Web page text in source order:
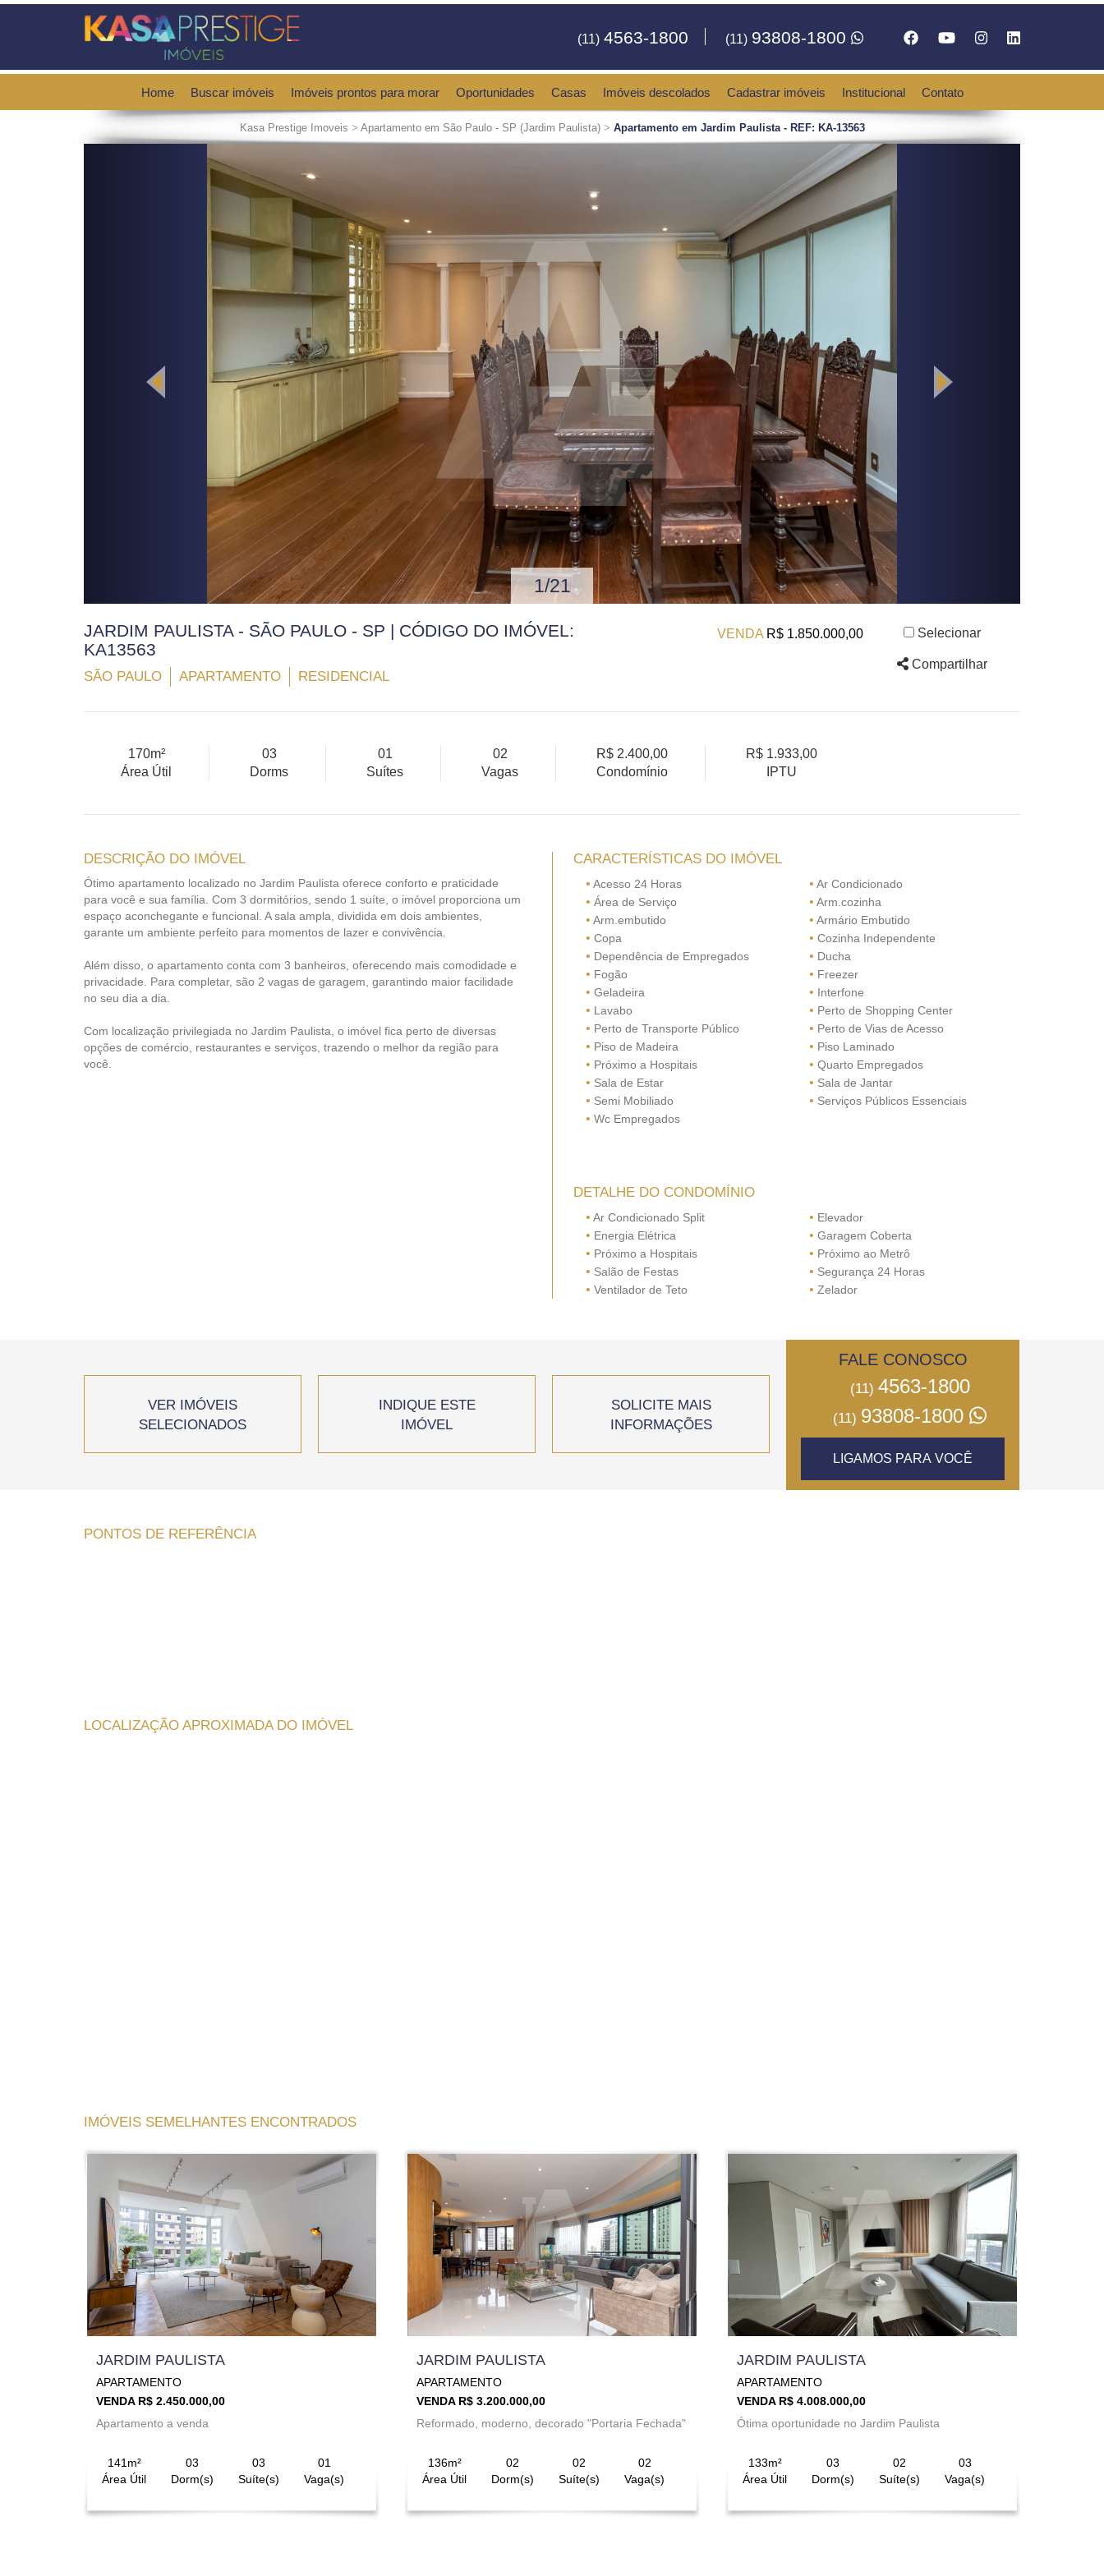
(11) 4563-1800 (11) 93808-1800
Home Buscar imóveis Imóveis prontos para morar Oportunidades Casas Imóveis descolados Cadastrar imóveis Institucional Contato
Kasa Prestige Imoveis > Apartamento em São Paulo - SP (Jardim Paulista) > Apartamento em Jardim Paulista - REF: KA-13563
1/21
Previous
JARDIM PAULISTA - SÃO PAULO - SP | CÓDIGO DO IMÓVEL:
KA13563
SÃO PAULO APARTAMENTO RESIDENCIAL
VENDA R$ 1.850.000,00 Selecionar
Compartilhar
170m²
Área Útil
03
Dorms
01
Suítes
02
Vagas
R$ 2.400,00
Condomínio
R$ 1.933,00
IPTU
DESCRIÇÃO DO IMÓVEL
Ótimo apartamento localizado no Jardim Paulista oferece conforto e praticidade
para você e sua família. Com 3 dormitórios, sendo 1 suíte, o imóvel proporciona um
espaço aconchegante e funcional. A sala ampla, dividida em dois ambientes,
garante um ambiente perfeito para momentos de lazer e convivência.
Além disso, o apartamento conta com 3 banheiros, oferecendo mais comodidade e
privacidade. Para completar, são 2 vagas de garagem, garantindo maior facilidade
no seu dia a dia.
Com localização privilegiada no Jardim Paulista, o imóvel fica perto de diversas
opções de comércio, restaurantes e serviços, trazendo o melhor da região para
você.
CARACTERÍSTICAS DO IMÓVEL
• Acesso 24 Horas • Ar Condicionado
• Área de Serviço • Arm.cozinha
• Arm.embutido • Armário Embutido
• Copa • Cozinha Independente
• Dependência de Empregados • Ducha
• Fogão • Freezer
• Geladeira • Interfone
• Lavabo • Perto de Shopping Center
• Perto de Transporte Público • Perto de Vias de Acesso
• Piso de Madeira • Piso Laminado
• Próximo a Hospitais • Quarto Empregados
• Sala de Estar • Sala de Jantar
• Semi Mobiliado • Serviços Públicos Essenciais
• Wc Empregados
DETALHE DO CONDOMÍNIO
• Ar Condicionado Split • Elevador
• Energia Elétrica • Garagem Coberta
• Próximo a Hospitais • Próximo ao Metrô
• Salão de Festas • Segurança 24 Horas
• Ventilador de Teto • Zelador
VER IMÓVEIS
SELECIONADOS
INDIQUE ESTE
IMÓVEL
SOLICITE MAIS
INFORMAÇÕES
FALE CONOSCO
(11) 4563-1800
(11) 93808-1800
LIGAMOS PARA VOCÊ
PONTOS DE REFERÊNCIA
LOCALIZAÇÃO APROXIMADA DO IMÓVEL
IMÓVEIS SEMELHANTES ENCONTRADOS
JARDIM PAULISTA
APARTAMENTO
VENDA R$ 2.450.000,00
Apartamento a venda
141m²
Área Útil
03
Dorm(s)
03
Suíte(s)
01
Vaga(s)
JARDIM PAULISTA
APARTAMENTO
VENDA R$ 3.200.000,00
Reformado, moderno, decorado "Portaria Fechada"
136m²
Área Útil
02
Dorm(s)
02
Suíte(s)
02
Vaga(s)
JARDIM PAULISTA
APARTAMENTO
VENDA R$ 4.008.000,00
Ótima oportunidade no Jardim Paulista
133m²
Área Útil
03
Dorm(s)
02
Suíte(s)
03
Vaga(s)